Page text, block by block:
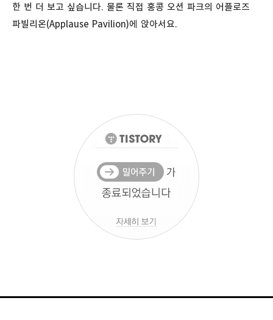
한 번 더 보고 싶습니다. 물론 직접 홍콩 오션 파크의 어플로즈
파빌리온(Applause Pavilion)에 앉아서요.